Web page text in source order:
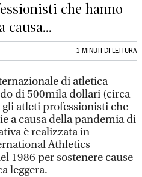
che hanno
causa...
1 MINUTI DI LETTURA
di atletica
di 500mila dollari (circa
atleti professionisti che
a causa della pandemia di
è realizzata in
Athletics
1986 per sostenere cause
leggera.